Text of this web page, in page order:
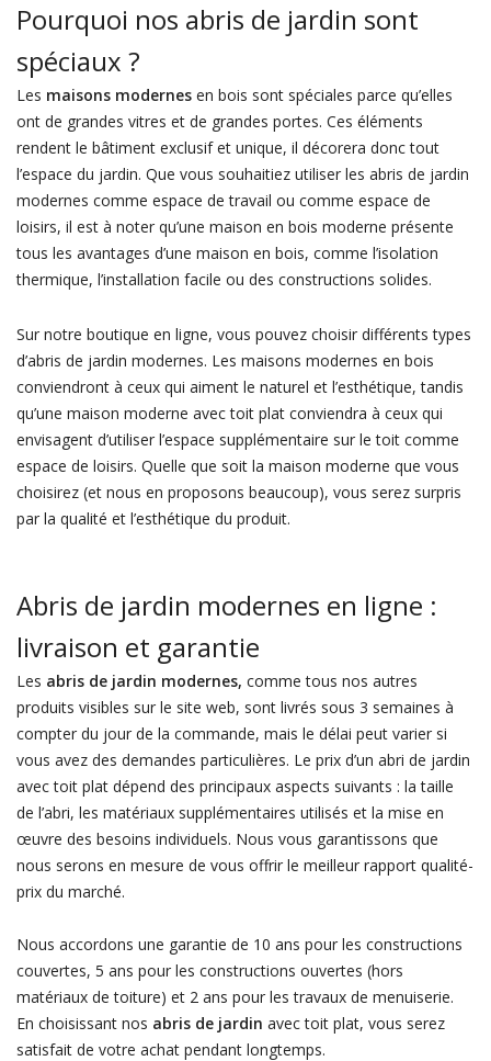
Pourquoi nos abris de jardin sont
spéciaux ?
Les maisons modernesen bois sont spéciales parce qu’elles
ont de grandes vitres et de grandes portes. Ces éléments
rendent le bâtiment exclusif et unique, il décorera donc tout
l’espace du jardin. Que vous souhaitiez utiliser les abris de jardin
modernes comme espace de travail ou comme espace de
loisirs, il est à noter qu’une maison en bois moderne présente
tous les avantages d’une maison en bois, comme l’isolation
thermique, l’installation facile ou des constructions solides.
Sur notre boutique en ligne, vous pouvez choisir différents types
d’abris de jardin modernes. Les maisons modernes en bois
conviendront à ceux qui aiment le naturel et l’esthétique, tandis
qu’une maison moderne avec toit plat conviendra à ceux qui
envisagent d’utiliser l’espace supplémentaire sur le toit comme
espace de loisirs. Quelle que soit la maison moderne que vous
choisirez (et nous en proposons beaucoup), vous serez surpris
par la qualité et l’esthétique du produit.
Abris de jardin modernes en ligne :
livraison et garantie
Les abris de jardin modernes, comme tous nos autres
produits visibles sur le site web, sont livrés sous 3 semaines à
compter du jour de la commande, mais le délai peut varier si
vous avez des demandes particulières. Le prix d’un abri de jardin
avec toit plat dépend des principaux aspects suivants : la taille
de l’abri, les matériaux supplémentaires utilisés et la mise en
œuvre des besoins individuels. Nous vous garantissons que
nous serons en mesure de vous offrir le meilleur rapport qualité-
prix du marché.
Nous accordons une garantie de 10 ans pour les constructions
couvertes, 5 ans pour les constructions ouvertes (hors
matériaux de toiture) et 2 ans pour les travaux de menuiserie.
En choisissant nos abris de jardin avec toit plat, vous serez
satisfait de votre achat pendant longtemps.